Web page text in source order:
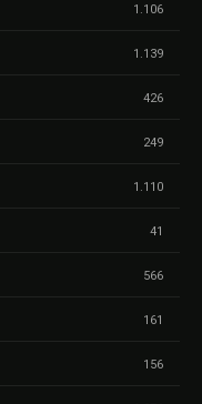
1.106
1.139
426
249
1.110
41
566
161
156